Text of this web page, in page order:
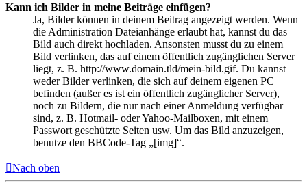
Kann ich Bilder in meine Beiträge einfügen?
Ja, Bilder können in deinem Beitrag angezeigt werden. Wenn
die Administration Dateianhänge erlaubt hat, kannst du das
Bild auch direkt hochladen. Ansonsten musst du zu einem
Bild verlinken, das auf einem öffentlich zugänglichen Server
liegt, z. B. http://www.domain.tld/mein-bild.gif. Du kannst
weder Bilder verlinken, die sich auf deinem eigenen PC
befinden (außer es ist ein öffentlich zugänglicher Server),
noch zu Bildern, die nur nach einer Anmeldung verfügbar
sind, z. B. Hotmail- oder Yahoo-Mailboxen, mit einem
Passwort geschützte Seiten usw. Um das Bild anzuzeigen,
benutze den BBCode-Tag „[img]“.
Nach oben